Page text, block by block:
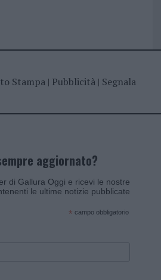
Stampa| Pubblicità| Segnala
aggiornato?
di Gallura Oggi e ricevi le nostre
le ultime notizie pubblicate
* campo obbligatorio